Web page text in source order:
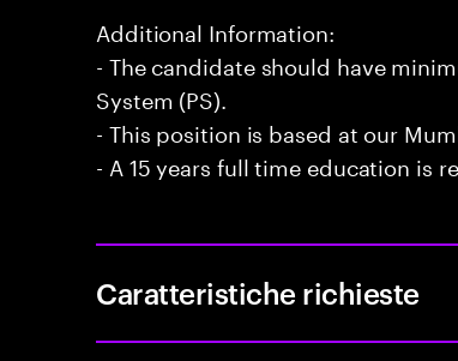
Additional Information:
- The candidate should have
System (PS).
- This position is based at our
- A 15 years full time education is
Caratteristiche richieste